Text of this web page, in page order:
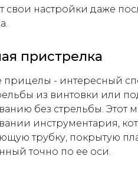
свои настройки даже
пристрелка
- интересный
из винтовки или
без стрельбы. Этот
инструментария,
трубку, покрытую
точно по ее оси.